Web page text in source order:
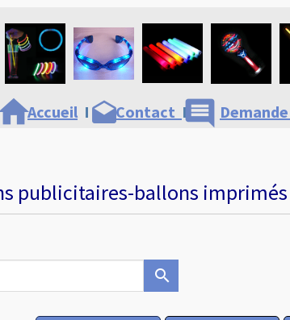
Accueil IContact I
drafts comment
publicitaires-ballons imprimés
search